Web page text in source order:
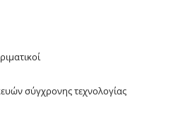
σύγχρονης τεχνολογίας